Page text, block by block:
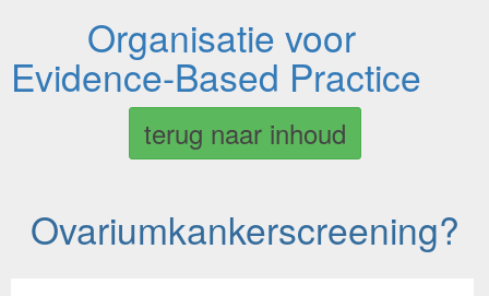
Organisatie voor
Evidence-Based Practice
terug naar inhoud
Ovariumkankerscreening?